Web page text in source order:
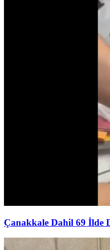
Çanakkale Dahil 69 İlde